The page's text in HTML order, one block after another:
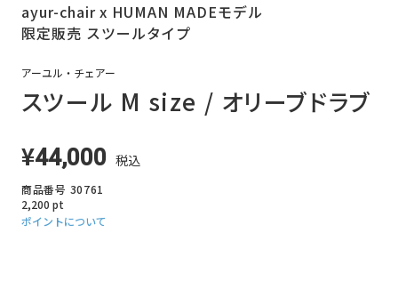
ayur-chair x HUMAN MADEモデル
限定販売 スツールタイプ
アーユル・チェアー
スツール M size / オリーブドラブ
¥44,000 税込
商品番号 30761
2,200 pt
ポイントについて